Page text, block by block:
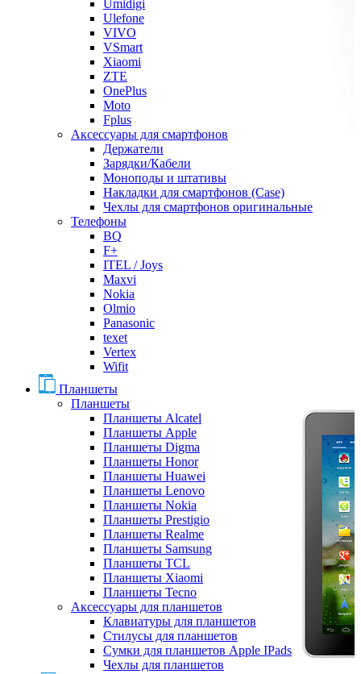
Umidigi
Ulefone
VIVO
VSmart
Xiaomi
ZTE
OnePlus
Moto
Fplus
Аксессуары для смартфонов
Держатели
Зарядки/Кабели
Моноподы и штативы
Накладки для смартфонов (Case)
Чехлы для смартфонов оригинальные
Телефоны
BQ
F+
ITEL / Joys
Maxvi
Nokia
Olmio
Panasonic
texet
Vertex
Wifit
Планшеты
Планшеты
Планшеты Alcatel
Планшеты Apple
Планшеты Digma
Планшеты Honor
Планшеты Huawei
Планшеты Lenovo
Планшеты Nokia
Планшеты Prestigio
Планшеты Realme
Планшеты Samsung
Планшеты TCL
Планшеты Xiaomi
Планшеты Tecno
Аксессуары для планшетов
Клавиатуры для планшетов
Стилусы для планшетов
Сумки для планшетов Apple IPads
Чехлы для планшетов